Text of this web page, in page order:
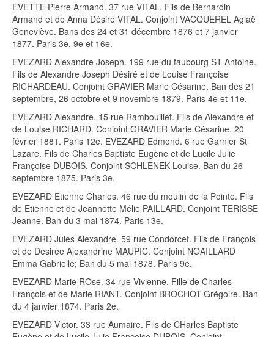
EVETTE Pierre Armand. 37 rue VITAL. Fils de Bernardin
Armand et de Anna Désiré VITAL. Conjoint VACQUEREL Aglaë
Geneviève. Bans des 24 et 31 décembre 1876 et 7 janvier
1877. Paris 3e, 9e et 16e.
EVEZARD Alexandre Joseph. 199 rue du faubourg ST Antoine.
Fils de Alexandre Joseph Désiré et de Louise Françoise
RICHARDEAU. Conjoint GRAVIER Marie Césarine. Ban des 21
septembre, 26 octobre et 9 novembre 1879. Paris 4e et 11e.
EVEZARD Alexandre. 15 rue Rambouillet. Fils de Alexandre et
de Louise RICHARD. Conjoint GRAVIER Marie Césarine. 20
février 1881. Paris 12e. EVEZARD Edmond. 6 rue Garnier St
Lazare. Fils de Charles Baptiste Eugène et de Lucile Julie
Françoise DUBOIS. Conjoint SCHLENEK Louise. Ban du 26
septembre 1875. Paris 3e.
EVEZARD Etienne Charles. 46 rue du moulin de la Pointe. Fils
de Etienne et de Jeannette Mélie PAILLARD. Conjoint TERISSE
Jeanne. Ban du 3 mai 1874. Paris 13e.
EVEZARD Jules Alexandre. 59 rue Condorcet. Fils de François
et de Désirée Alexandrine MAUPIC. Conjoint NOAILLARD
Emma Gabrielle; Ban du 5 mai 1878. Paris 9e.
EVEZARD Marie ROse. 34 rue Vivienne. Fille de Charles
François et de Marie RIANT. Conjoint BROCHOT Grégoire. Ban
du 4 janvier 1874. Paris 2e.
EVEZARD Victor. 33 rue Aumaire. Fils de CHarles Baptiste